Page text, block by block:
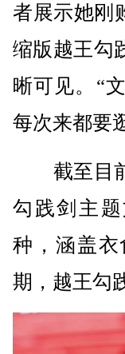
者展示她刚
缩版越王勾
晰可见。“
每次来都要
截至目前
勾践剑主
种，涵盖衣
期，越王勾